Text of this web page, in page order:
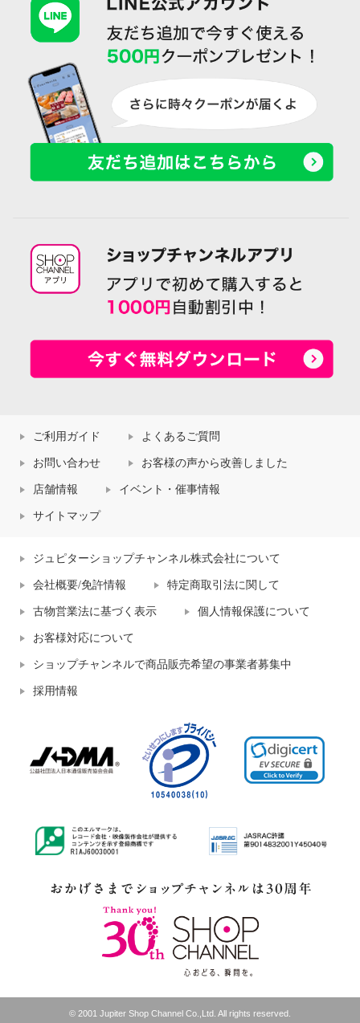
ご利用ガイド よくあるご質問
お問い合わせ お客様の声から改善しました
店舗情報 イベント・催事情報
サイトマップ
ジュピターショップチャンネル株式会社について
会社概要/免許情報 特定商取引法に関して
古物営業法に基づく表示 個人情報保護について
お客様対応について
ショップチャンネルで商品販売希望の事業者募集中
採用情報
© 2001 Jupiter Shop Channel Co.,Ltd. All rights reserved.